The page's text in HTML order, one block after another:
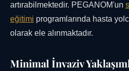
artırabilmektedir. PEGANOM'un
eğitimi programlarında hasta
olarak ele alınmaktadır.
Minimal İnvaziv